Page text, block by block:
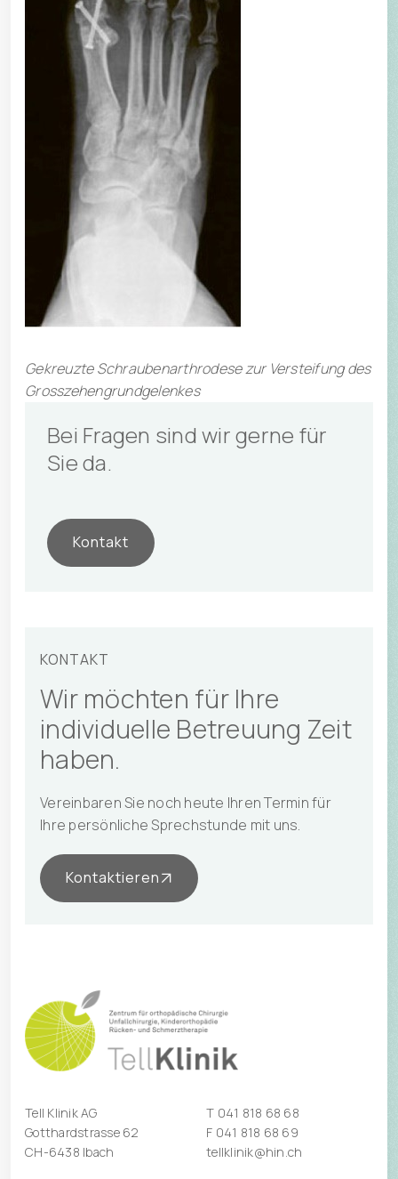
Bei Fragen sind wir gerne für
Sie da.
Kontakt
Gekreuzte Schraubenarthrodese zur Versteifung des
Grosszehengrundgelenkes
KONTAKT
Wir möchten für Ihre
individuelle Betreuung Zeit
haben.
Vereinbaren Sie noch heute Ihren Termin für
Ihre persönliche Sprechstunde mit uns.
Kontaktieren
Tell Klinik AG
Gotthardstrasse 62
CH-6438 Ibach
T 041 818 68 68
F 041 818 68 69
tellklinik@hin.ch